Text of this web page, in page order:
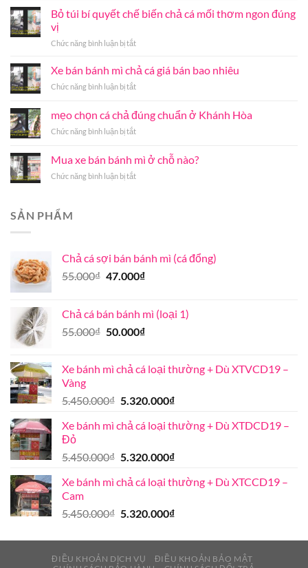
yếu
diện
vị
cấp
cá
uy
tín
Bỏ túi bí quyết chế biến chả cá mối thơm ngon đúng
vị
Chức năng bình luận bị tắtở
túi
quyết
biến
cá
thơm
Xe bán bánh mì chả cá giá bán bao nhiêu
Chức năng bình luận bị tắtở
bán
bánh
mì
bán
mẹo chọn cá chả đúng chuẩn ở Khánh Hòa
Chức năng bình luận bị tắtở
chọn
cá
chả
Mua xe bán bánh mì ở chỗ nào?
Chức năng bình luận bị tắtở
chỗ
SẢN PHẨM
Chả cá sợi bán bánh mì (cá đổng)
55.000₫ Giá
55.000₫.
47.000₫Giá
là:
47.000₫.
Chả cá bán bánh mì (loại 1)
55.000₫ Giá
55.000₫.
50.000₫Giá
là:
Xe bánh mì chả cá loại thường + Dù XTVCD19 –
Vàng
5.450.000₫ Giá
là:
5.320.000₫Giá
tại
5.320.000₫.
Xe bánh mì chả cá loại thường + Dù XTDCD19 –
Đỏ
5.450.000₫ Giá
là:
5.320.000₫Giá
tại
5.320.000₫.
Xe bánh mì chả cá loại thường + Dù XTCCD19 –
Cam
5.450.000₫ Giá
là:
5.450.000₫.
5.320.000₫Giá
tại
là:
ĐIỀU KHOẢN DỊCH VỤ
ĐIỀU KHOẢN BẢO MẬT